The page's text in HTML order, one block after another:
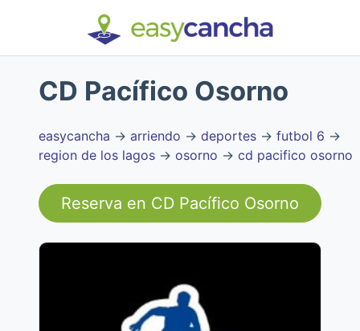
CD Pacífico Osorno
easycancha → arriendo → deportes → futbol 6 →
region de los lagos → osorno → cd pacifico osorno
Reserva en CD Pacífico Osorno